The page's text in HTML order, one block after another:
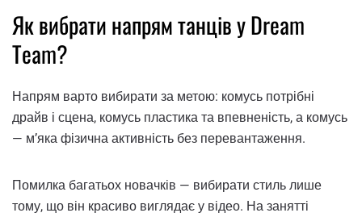
Як вибрати напрям танців у Dream
Team?
Напрям варто вибирати за метою: комусь потрібні
драйв і сцена, комусь пластика та впевненість, а комусь
— м’яка фізична активність без перевантаження.
Помилка багатьох новачків — вибирати стиль лише
тому, що він красиво виглядає у відео. На занятті